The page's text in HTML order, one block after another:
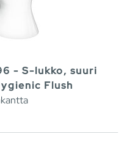
- S-lukko, suuri
Flush